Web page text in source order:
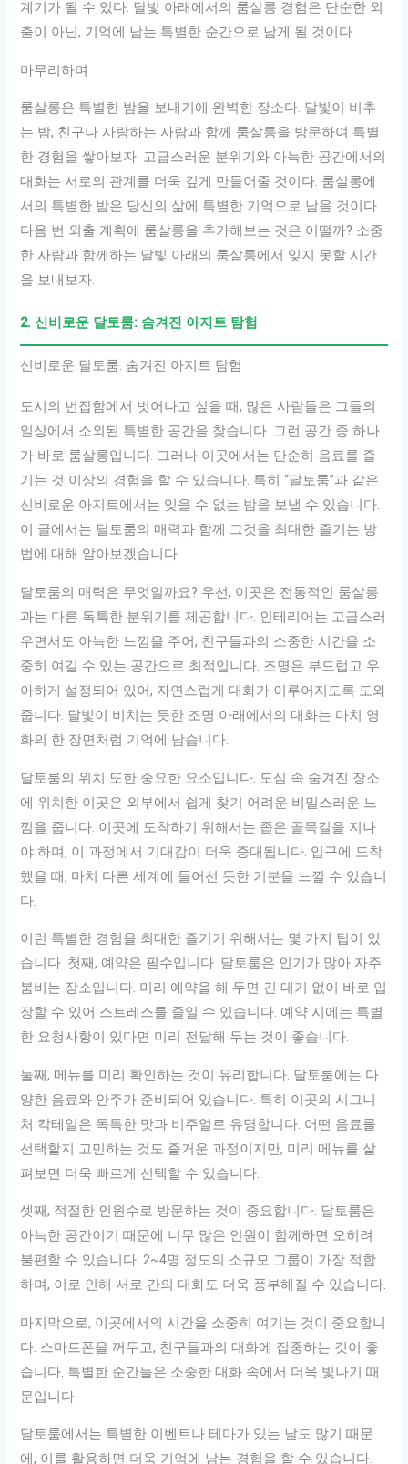
계기가 될 수 있다. 달빛 아래에서의 룸살롱 경험은 단순한 외
출이 아닌, 기억에 남는 특별한 순간으로 남게 될 것이다.
마무리하며
룸살롱은 특별한 밤을 보내기에 완벽한 장소다. 달빛이 비추
는 밤, 친구나 사랑하는 사람과 함께 룸살롱을 방문하여 특별
한 경험을 쌓아보자. 고급스러운 분위기와 아늑한 공간에서의
대화는 서로의 관계를 더욱 깊게 만들어줄 것이다. 룸살롱에
서의 특별한 밤은 당신의 삶에 특별한 기억으로 남을 것이다.
다음 번 외출 계획에 룸살롱을 추가해보는 것은 어떨까? 소중
한 사람과 함께하는 달빛 아래의 룸살롱에서 잊지 못할 시간
을 보내보자.
2. 신비로운 달토룸: 숨겨진 아지트 탐험
신비로운 달토룸: 숨겨진 아지트 탐험
도시의 번잡함에서 벗어나고 싶을 때, 많은 사람들은 그들의
일상에서 소외된 특별한 공간을 찾습니다. 그런 공간 중 하나
가 바로 룸살롱입니다. 그러나 이곳에서는 단순히 음료를 즐
기는 것 이상의 경험을 할 수 있습니다. 특히 “달토룸”과 같은
신비로운 아지트에서는 잊을 수 없는 밤을 보낼 수 있습니다.
이 글에서는 달토룸의 매력과 함께 그것을 최대한 즐기는 방
법에 대해 알아보겠습니다.
달토룸의 매력은 무엇일까요? 우선, 이곳은 전통적인 룸살롱
과는 다른 독특한 분위기를 제공합니다. 인테리어는 고급스러
우면서도 아늑한 느낌을 주어, 친구들과의 소중한 시간을 소
중히 여길 수 있는 공간으로 최적입니다. 조명은 부드럽고 우
아하게 설정되어 있어, 자연스럽게 대화가 이루어지도록 도와
줍니다. 달빛이 비치는 듯한 조명 아래에서의 대화는 마치 영
화의 한 장면처럼 기억에 남습니다.
달토룸의 위치 또한 중요한 요소입니다. 도심 속 숨겨진 장소
에 위치한 이곳은 외부에서 쉽게 찾기 어려운 비밀스러운 느
낌을 줍니다. 이곳에 도착하기 위해서는 좁은 골목길을 지나
야 하며, 이 과정에서 기대감이 더욱 증대됩니다. 입구에 도착
했을 때, 마치 다른 세계에 들어선 듯한 기분을 느낄 수 있습니
다.
이런 특별한 경험을 최대한 즐기기 위해서는 몇 가지 팁이 있
습니다. 첫째, 예약은 필수입니다. 달토룸은 인기가 많아 자주
붐비는 장소입니다. 미리 예약을 해 두면 긴 대기 없이 바로 입
장할 수 있어 스트레스를 줄일 수 있습니다. 예약 시에는 특별
한 요청사항이 있다면 미리 전달해 두는 것이 좋습니다.
둘째, 메뉴를 미리 확인하는 것이 유리합니다. 달토룸에는 다
양한 음료와 안주가 준비되어 있습니다. 특히 이곳의 시그니
처 칵테일은 독특한 맛과 비주얼로 유명합니다. 어떤 음료를
선택할지 고민하는 것도 즐거운 과정이지만, 미리 메뉴를 살
펴보면 더욱 빠르게 선택할 수 있습니다.
셋째, 적절한 인원수로 방문하는 것이 중요합니다. 달토룸은
아늑한 공간이기 때문에 너무 많은 인원이 함께하면 오히려
불편할 수 있습니다. 2~4명 정도의 소규모 그룹이 가장 적합
하며, 이로 인해 서로 간의 대화도 더욱 풍부해질 수 있습니다.
마지막으로, 이곳에서의 시간을 소중히 여기는 것이 중요합니
다. 스마트폰을 꺼두고, 친구들과의 대화에 집중하는 것이 좋
습니다. 특별한 순간들은 소중한 대화 속에서 더욱 빛나기 때
문입니다.
달토룸에서는 특별한 이벤트나 테마가 있는 날도 많기 때문
에, 이를 활용하면 더욱 기억에 남는 경험을 할 수 있습니다.